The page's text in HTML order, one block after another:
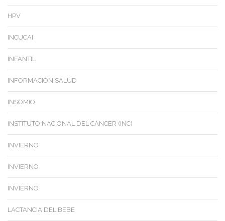
HPV
INCUCAI
INFANTIL
INFORMACIÓN SALUD
INSOMIO
INSTITUTO NACIONAL DEL CÁNCER (INC)
INVIERNO
INVIERNO
INVIERNO
LACTANCIA DEL BEBE